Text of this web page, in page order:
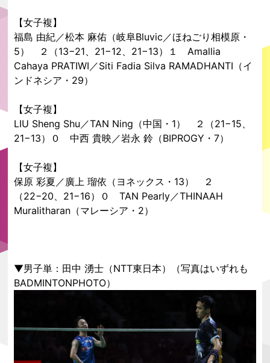
【女子複】
福島 由紀／松本 麻佑（岐阜Bluvic／ほねごり相模原・
5） ２（13−21、21−12、21−13）１ Amallia
Cahaya PRATIWI／Siti Fadia Silva RAMADHANTI（イ
ンドネシア・29）
【女子複】
LIU Sheng Shu／TAN Ning（中国・1） ２（21−15、
21−13）０ 中西 貴映／岩永 鈴（BIPROGY・7）
【女子複】
保原 彩夏／廣上 瑠依（ヨネックス・13） ２
（22−20、21−16）０ TAN Pearly／THINAAH
Muralitharan（マレーシア・2）
▼男子単：田中 湧士（NTT東日本）（写真はいずれも
BADMINTONPHOTO）